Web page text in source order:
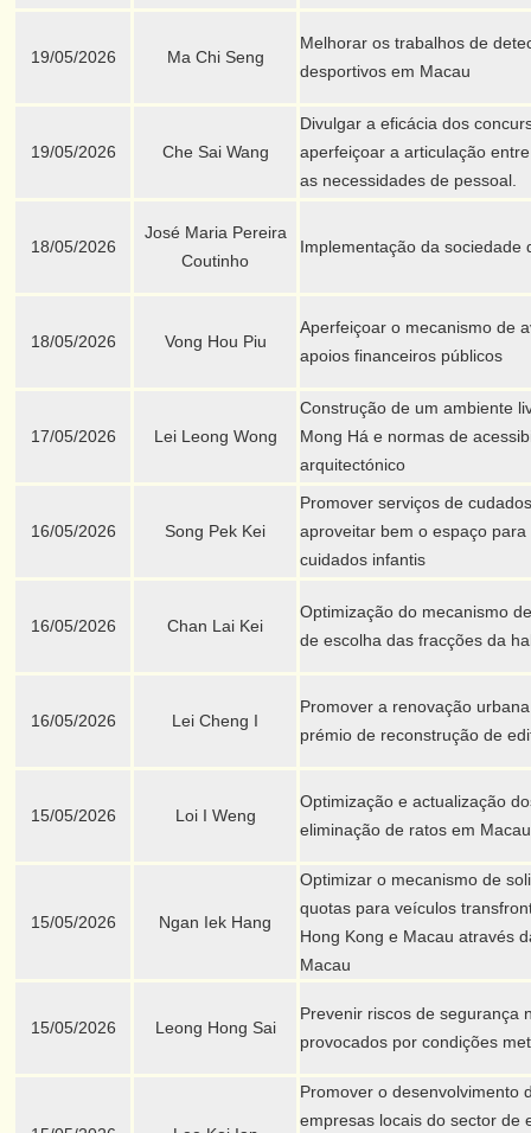
19/05/2026 Ma Chi Seng
Melhorar os trabalhos de
desportivos em Macau
19/05/2026 Che Sai Wang
Divulgar a eficácia dos
aperfeiçoar a articulação
as necessidades de pessoal.
18/05/2026
José Maria Pereira
Coutinho
Implementação da sociedade
18/05/2026 Vong Hou Piu
Aperfeiçoar o mecanismo de
apoios financeiros públicos
17/05/2026 Lei Leong Wong
Construção de um ambiente
Mong Há e normas de
arquitectónico
16/05/2026 Song Pek Kei
Promover serviços de
aproveitar bem o espaço
cuidados infantis
16/05/2026 Chan Lai Kei
Optimização do mecanismo
de escolha das fracções da
16/05/2026 Lei Cheng I
Promover a renovação
prémio de reconstrução de
15/05/2026 Loi I Weng
Optimização e actualização
eliminação de ratos em Macau
15/05/2026 Ngan Iek Hang
Optimizar o mecanismo de
quotas para veículos
Hong Kong e Macau através
Macau
15/05/2026 Leong Hong Sai
Prevenir riscos de segurança
provocados por condições
Promover o desenvolvimento
empresas locais do sector de